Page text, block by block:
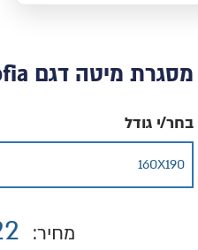
מסגרת מיטה דגם Sofia עם ארגז מצעים
בחר/י גודל
מחיר: